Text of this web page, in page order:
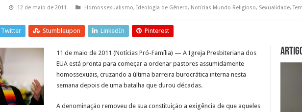
12 de maio de 2011 Homossexualismo, Ideologia de Gênero, Notícias Mundo Religioso, Sexualidade,
Twitter Stumbleupon LinkedIn Pinterest
11 de maio de 2011 (Notícias Pró-Família) — A Igreja Presbiteriana dos
EUA está pronta para começar a ordenar pastores assumidamente
homossexuais, cruzando a última barreira burocrática interna nesta
semana depois de uma batalha que durou décadas.
A denominação removeu de sua constituição a exigência de que aqueles